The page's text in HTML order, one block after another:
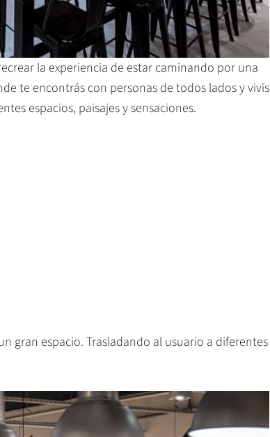
la experiencia de estar caminando por una
te encontrás con personas de todos lados y vivís
espacios, paisajes y sensaciones.
gran espacio. Trasladando al usuario a diferentes